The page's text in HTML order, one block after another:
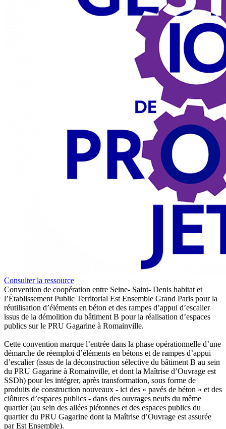
Consulter la ressource
Convention de coopération entre Seine- Saint- Denis habitat et
l’Établissement Public Territorial Est Ensemble Grand Paris pour la
réutilisation d’éléments en béton et des rampes d’appui d’escalier
issus de la démolition du bâtiment B pour la réalisation d’espaces
publics sur le PRU Gagarine à Romainville.
Cette convention marque l’entrée dans la phase opérationnelle d’une
démarche de réemploi d’éléments en bétons et de rampes d’appui
d’escalier (issus de la déconstruction sélective du bâtiment B au sein
du PRU Gagarine à Romainville, et dont la Maîtrise d’Ouvrage est
SSDh) pour les intégrer, après transformation, sous forme de
produits de construction nouveaux - ici des « pavés de béton » et des
clôtures d’espaces publics - dans des ouvrages neufs du même
quartier (au sein des allées piétonnes et des espaces publics du
quartier du PRU Gagarine dont la Maîtrise d’Ouvrage est assurée
par Est Ensemble).